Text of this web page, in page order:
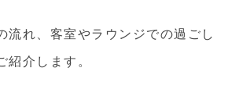
れ、客室やラウンジでの過ごし
介します。